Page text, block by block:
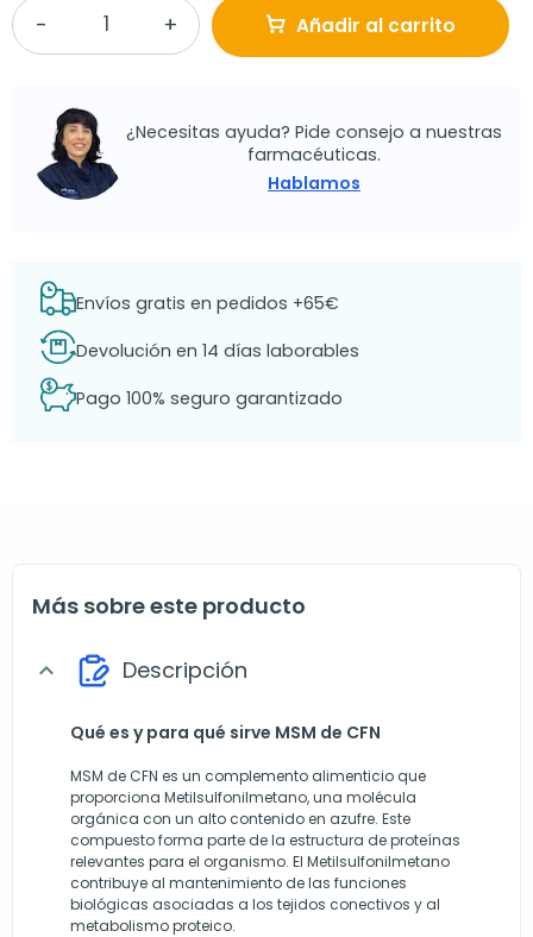
Añadir al carrito
¿Necesitas ayuda? Pide consejo a nuestras
farmacéuticas.
Hablamos
Envíos gratis en pedidos +65€
Devolución en 14 días laborables
Pago 100% seguro garantizado
Más sobre este producto
expand_more Descripción
Qué es y para qué sirve MSM de CFN
MSM de CFN es un complemento alimenticio que
proporciona Metilsulfonilmetano, una molécula
orgánica con un alto contenido en azufre. Este
compuesto forma parte de la estructura de proteínas
relevantes para el organismo. El Metilsulfonilmetano
contribuye al mantenimiento de las funciones
biológicas asociadas a los tejidos conectivos y al
metabolismo proteico.